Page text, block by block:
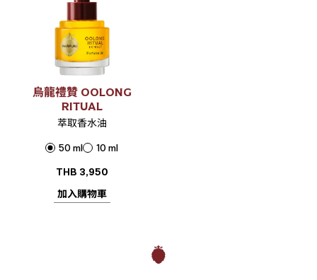
烏龍禮贊 OOLONG
RITUAL
萃取香水油
50 ml
10 ml
THB 3,950
加入購物車